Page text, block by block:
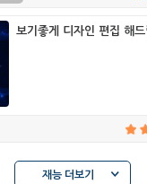
보기좋게 디자인 편집 해드
재능 더보기